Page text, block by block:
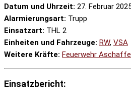
Datum und Uhrzeit: 27. Februar
Alarmierungsart: Trupp
Einsatzart: THL 2
Einheiten und Fahrzeuge: RW, VSA
Weitere Kräfte: Feuerwehr
Einsatzbericht: